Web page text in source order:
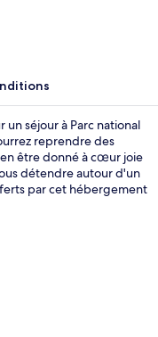
séjour à Parc national
reprendre des
être donné à cœur joie
détendre autour d'un
par cet hébergement